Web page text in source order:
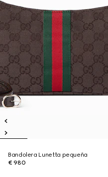
Bandolera Lunetta pequeña
€ 980